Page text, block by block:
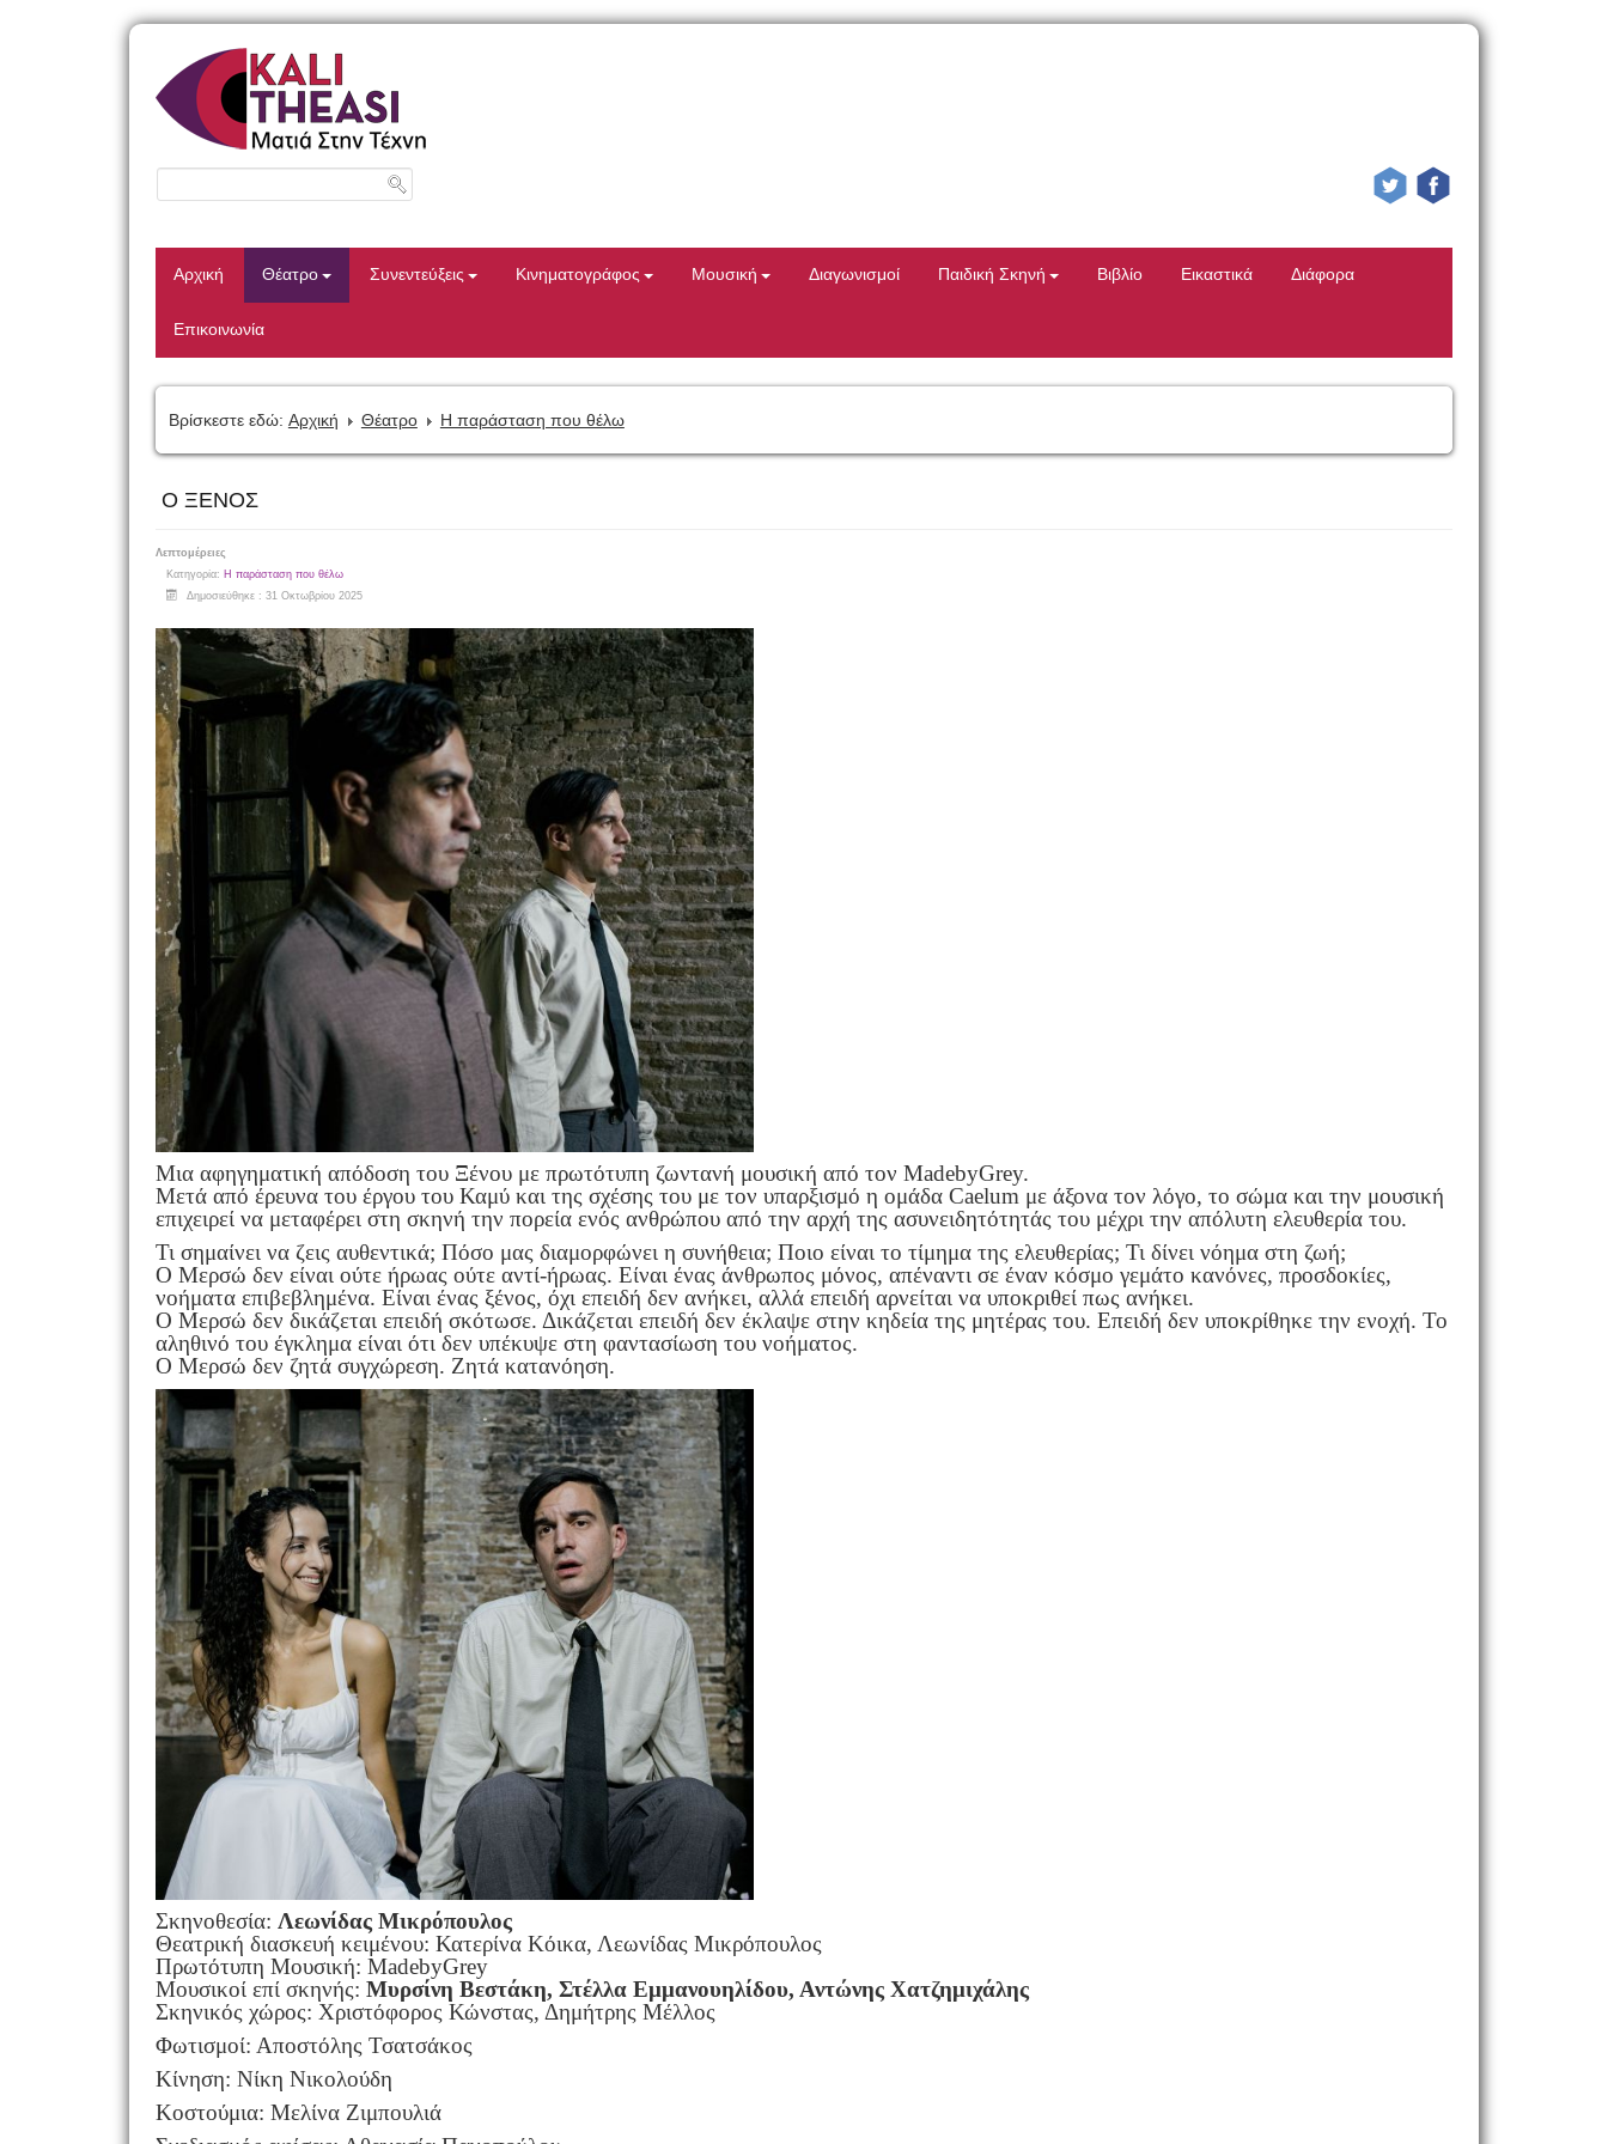
Αρχική Θέατρο Συνεντεύξεις Κινηματογράφος Μουσική Διαγωνισμοί Παιδική Σκηνή Βιβλίο Εικαστικά Διάφορα
Επικοινωνία
Βρίσκεστε εδώ: Αρχική Θέατρο Η παράσταση που θέλω
Ο ΞΕΝΟΣ
Λεπτομέρειες
Κατηγορία: Η παράσταση που θέλω
Δημοσιεύθηκε : 31 Οκτωβρίου 2025
Mια αφηγηματική απόδοση του Ξένου με πρωτότυπη ζωντανή μουσική από τον ΜadebyGrey.
Μετά από έρευνα του έργου του Καμύ και της σχέσης του με τον υπαρξισμό η ομάδα Caelum με άξονα τον λόγο, το σώμα και την μουσική
επιχειρεί να μεταφέρει στη σκηνή την πορεία ενός ανθρώπου από την αρχή της ασυνειδητότητάς του μέχρι την απόλυτη ελευθερία του.
Τι σημαίνει να ζεις αυθεντικά; Πόσο μας διαμορφώνει η συνήθεια; Ποιο είναι το τίμημα της ελευθερίας; Τι δίνει νόημα στη ζωή;
Ο Μερσώ δεν είναι ούτε ήρωας ούτε αντί-ήρωας. Είναι ένας άνθρωπος μόνος, απέναντι σε έναν κόσμο γεμάτο κανόνες, προσδοκίες,
νοήματα επιβεβλημένα. Είναι ένας ξένος, όχι επειδή δεν ανήκει, αλλά επειδή αρνείται να υποκριθεί πως ανήκει.
Ο Μερσώ δεν δικάζεται επειδή σκότωσε. Δικάζεται επειδή δεν έκλαψε στην κηδεία της μητέρας του. Επειδή δεν υποκρίθηκε την ενοχή. Το
αληθινό του έγκλημα είναι ότι δεν υπέκυψε στη φαντασίωση του νοήματος.
Ο Μερσώ δεν ζητά συγχώρεση. Ζητά κατανόηση.
Σκηνοθεσία: Λεωνίδας Μικρόπουλος
Θεατρική διασκευή κειμένου: Κατερίνα Κόικα, Λεωνίδας Μικρόπουλος
Πρωτότυπη Μουσική: MadebyGrey
Μουσικοί επί σκηνής: Μυρσίνη Βεστάκη, Στέλλα Εμμανουηλίδου, Αντώνης Χατζημιχάλης
Σκηνικός χώρος: Χριστόφορος Κώνστας, Δημήτρης Μέλλος
Φωτισμοί: Αποστόλης Τσατσάκος
Κίνηση: Νίκη Νικολούδη
Κοστούμια: Μελίνα Ζιμπουλιά